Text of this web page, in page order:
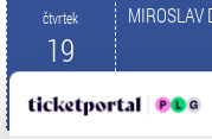
čtvrtek
19
19:00
MIROSLAV
BRUMOV-